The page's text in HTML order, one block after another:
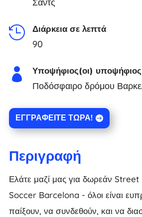
Σαντς

Διάρκεια σε λεπτά
90

Υποψήφιος(οι)
Ποδόσφαιρο δρόμου
ΕΓΓΡΑΦΕΊΤΕ ΤΏΡΑ!
Περιγραφή
Ελάτε μαζί μας για δωρεάν
Soccer Barcelona - όλοι είναι
παίξουν, να συνδεθούν, και να